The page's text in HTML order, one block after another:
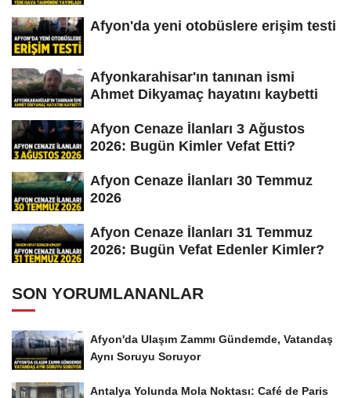
Afyon'da yeni otobüslere erişim testi
Afyonkarahisar'ın tanınan ismi
Ahmet Dikyamaç hayatını kaybetti
Afyon Cenaze İlanları 3 Ağustos
2026: Bugün Kimler Vefat Etti?
Afyon Cenaze İlanları 30 Temmuz
2026
Afyon Cenaze İlanları 31 Temmuz
2026: Bugün Vefat Edenler Kimler?
SON YORUMLANANLAR
Afyon'da Ulaşım Zammı Gündemde, Vatandaş
Aynı Soruyu Soruyor
Antalya Yolunda Mola Noktası: Café de Paris